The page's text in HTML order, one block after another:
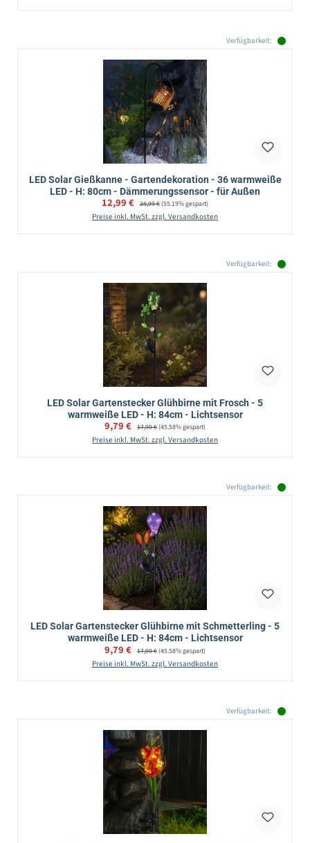
Verfügbarkeit:
LED Solar Gießkanne - Gartendekoration - 36 warmweiße
LED - H: 80cm - Dämmerungssensor - für Außen
Verkaufspreis:
12,99 € Regulärer Preis:
28,99 €(55.19% gespart)
Preise inkl. MwSt. zzgl. Versandkosten
Verfügbarkeit:
LED Solar Gartenstecker Glühbirne mit Frosch - 5
warmweiße LED - H: 84cm - Lichtsensor
Verkaufspreis:
9,79 € Regulärer Preis:
17,99 €(45.58% gespart)
Preise inkl. MwSt. zzgl. Versandkosten
Verfügbarkeit:
LED Solar Gartenstecker Glühbirne mit Schmetterling - 5
warmweiße LED - H: 84cm - Lichtsensor
Verkaufspreis:
9,79 € Regulärer Preis:
17,99 €(45.58% gespart)
Preise inkl. MwSt. zzgl. Versandkosten
Verfügbarkeit: